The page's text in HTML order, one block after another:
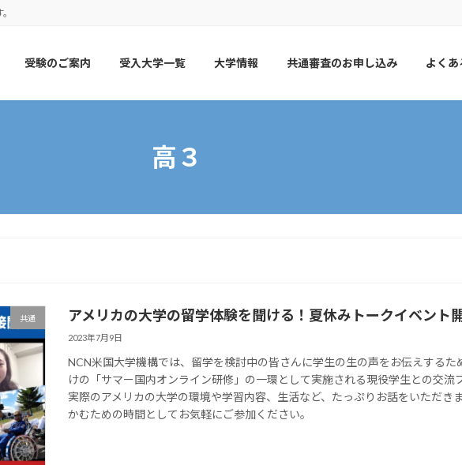
受験のご案内 受入大学一覧 大学情報 共通審査のお申し込み よくあ
高３
共通 アメリカの大学の留学体験を聞ける！夏休みトークイベント
2023年7月9日
NCN米国大学機構では、留学を検討中の皆さんに学生の生の声をお伝えするた
けの「サマー国内オンライン研修」の一環として実施される現役学生との交流
実際のアメリカの大学の環境や学習内容、生活など、たっぷりお話をいただき
かむための時間としてお気軽にご参加ください。